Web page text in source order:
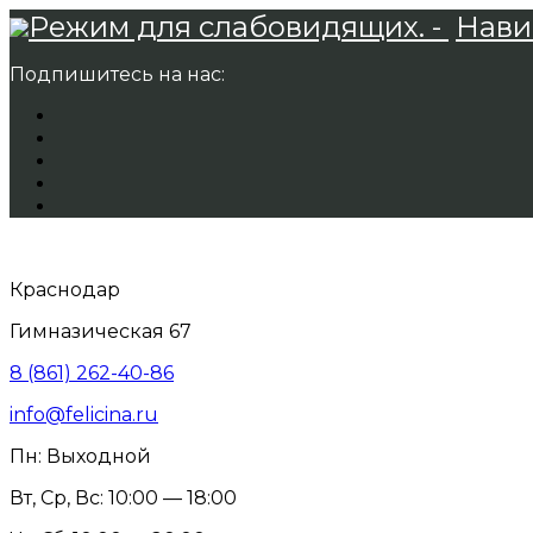
Режим для слабовидящих. -
Подпишитесь на нас:
Краснодар
Гимназическая 67
8 (861) 262-40-86
info@felicina.ru
Пн: Выходной
Вт, Ср, Вс: 10:00 — 18:00